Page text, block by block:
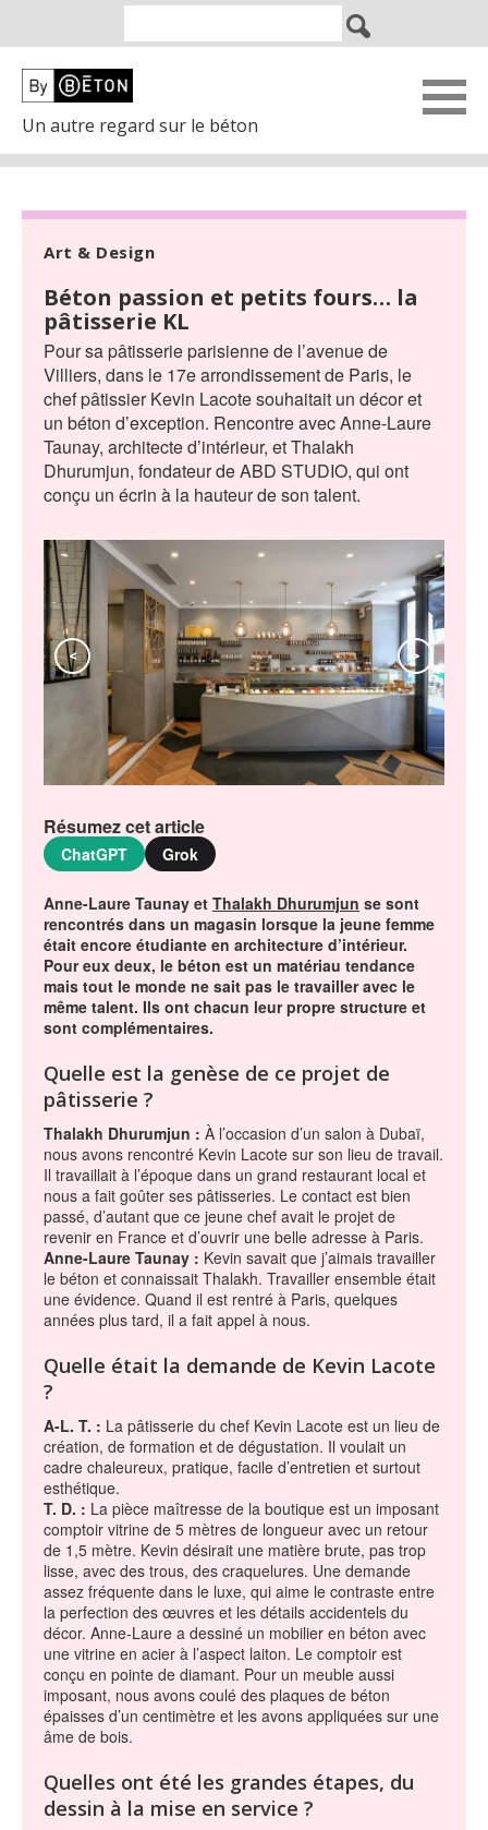
Un autre regard sur le béton
Art & Design
Béton passion et petits fours… la
pâtisserie KL
Pour sa pâtisserie parisienne de l’avenue de
Villiers, dans le 17e arrondissement de Paris, le
chef pâtissier Kevin Lacote souhaitait un décor et
un béton d’exception. Rencontre avec Anne-Laure
Taunay, architecte d’intérieur, et Thalakh
Dhurumjun, fondateur de ABD STUDIO, qui ont
conçu un écrin à la hauteur de son talent.
< >
Résumez cet article
ChatGPT Grok
Anne-Laure Taunay et Thalakh Dhurumjun se sont
rencontrés dans un magasin lorsque la jeune femme
était encore étudiante en architecture d’intérieur.
Pour eux deux, le béton est un matériau tendance
mais tout le monde ne sait pas le travailler avec le
même talent. Ils ont chacun leur propre structure et
sont complémentaires.
Quelle est la genèse de ce projet de
pâtisserie ?
Thalakh Dhurumjun : À l’occasion d’un salon à Dubaï,
nous avons rencontré Kevin Lacote sur son lieu de travail.
Il travaillait à l’époque dans un grand restaurant local et
nous a fait goûter ses pâtisseries. Le contact est bien
passé, d’autant que ce jeune chef avait le projet de
revenir en France et d’ouvrir une belle adresse à Paris.
Anne-Laure Taunay : Kevin savait que j’aimais travailler
le béton et connaissait Thalakh. Travailler ensemble était
une évidence. Quand il est rentré à Paris, quelques
années plus tard, il a fait appel à nous.
Quelle était la demande de Kevin Lacote
?
A-L. T. : La pâtisserie du chef Kevin Lacote est un lieu de
création, de formation et de dégustation. Il voulait un
cadre chaleureux, pratique, facile d’entretien et surtout
esthétique.
T. D. : La pièce maîtresse de la boutique est un imposant
comptoir vitrine de 5 mètres de longueur avec un retour
de 1,5 mètre. Kevin désirait une matière brute, pas trop
lisse, avec des trous, des craquelures. Une demande
assez fréquente dans le luxe, qui aime le contraste entre
la perfection des œuvres et les détails accidentels du
décor. Anne-Laure a dessiné un mobilier en béton avec
une vitrine en acier à l’aspect laiton. Le comptoir est
conçu en pointe de diamant. Pour un meuble aussi
imposant, nous avons coulé des plaques de béton
épaisses d’un centimètre et les avons appliquées sur une
âme de bois.
Quelles ont été les grandes étapes, du
dessin à la mise en service ?